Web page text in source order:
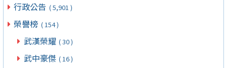
行政公告 ( 5,901 )
榮譽榜 ( 154 )
武漢榮耀 ( 30 )
武中豪傑 ( 16 )